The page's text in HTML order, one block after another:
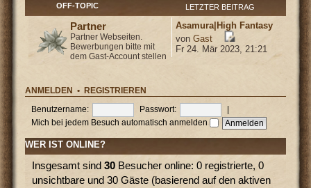
OFF-TOPIC LETZTER BEITRAG
Partner
Partner Webseiten.
Bewerbungen bitte mit
dem Gast-Account stellen
Asamura|High Fantasy
vonGast
Fr 24. Mär 2023, 21:21
ANMELDEN •REGISTRIEREN
Benutzername: Passwort:
Mich bei jedem Besuch automatisch anmelden
WER IST ONLINE?
Insgesamt sind30 Besucher online: 0 registrierte, 0
unsichtbare und 30 Gäste (basierend auf den aktiven